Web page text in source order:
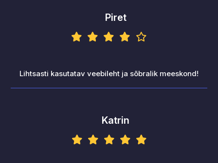
Piret
Lihtsasti kasutatav veebileht ja sõbralik meeskond!
Katrin